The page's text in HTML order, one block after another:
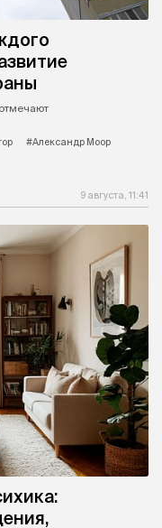
#Александр Моор
9 августа, 11:41